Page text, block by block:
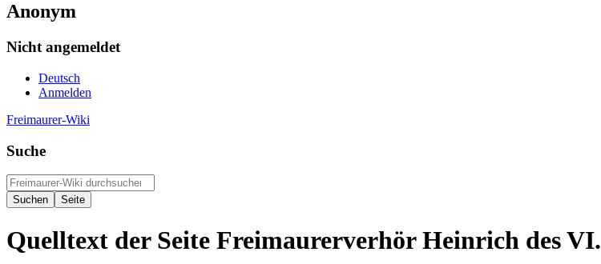
Anonym
Nicht angemeldet
Deutsch
Anmelden
Freimaurer-Wiki
Suche
Quelltext der Seite Freimaurerverhör Heinrich des VI.